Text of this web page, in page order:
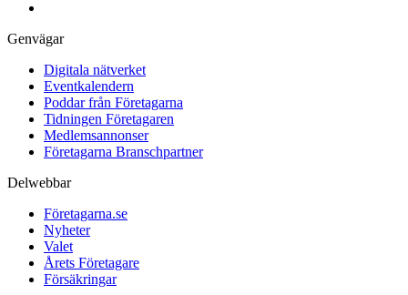
Genvägar
Digitala nätverket
Eventkalendern
Poddar från Företagarna
Tidningen Företagaren
Medlemsannonser
Företagarna Branschpartner
Delwebbar
Företagarna.se
Nyheter
Valet
Årets Företagare
Försäkringar